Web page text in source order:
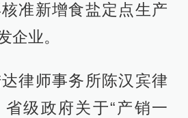
准新增食盐定点生产
企业。
律师事务所陈汉宾律
级政府关于“产销一